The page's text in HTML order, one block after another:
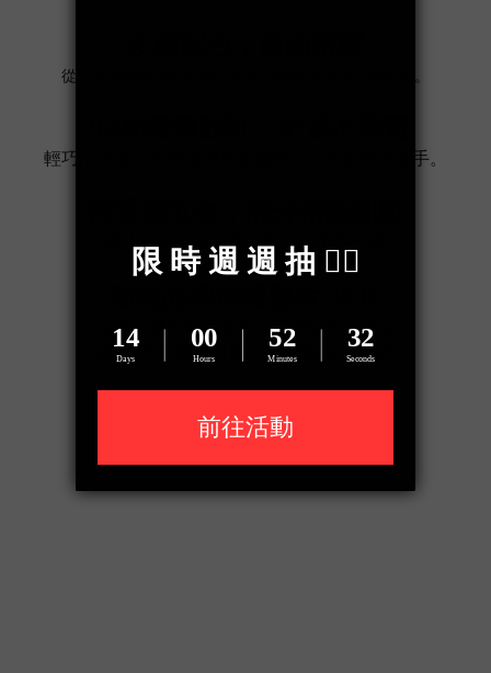
從清新柔和到個性撞色，輕鬆找到最適合自己的風格。
輕巧不厚重，手持使用舒適自在，日常攜帶更順手。
選用特殊金屬材質，耐用且不易生鏽
各類手機殼高度兼容，穩固牢靠不脫落
(顏色/款式隨機出貨，恕不挑色/不挑款)
了解更多